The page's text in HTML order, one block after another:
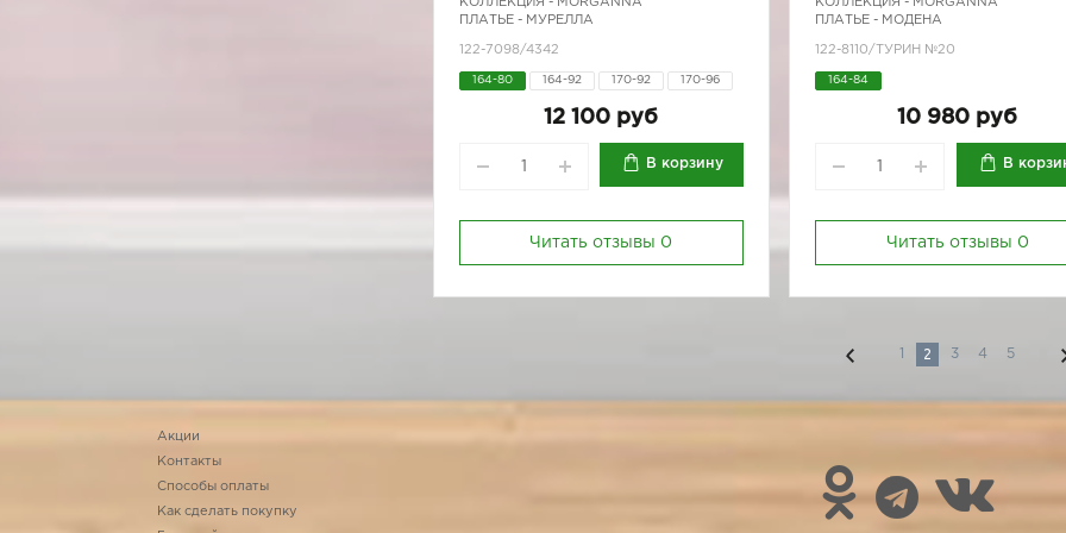
КОЛЛЕКЦИЯ - MORGANNA
ПЛАТЬЕ - МУРЕЛЛА
122-7098/4342
164-80 164-92 170-92 170-96
12 100 руб
В корзину
Читать отзывы 0
КОЛЛЕКЦИЯ - MORGANNA
ПЛАТЬЕ - МОДЕНА
122-8110/ТУРИН №20
164-84
10 980 руб
В
Читать отзывы 0
2 3 4 5
Акции
Контакты
Способы оплаты
Как сделать покупку